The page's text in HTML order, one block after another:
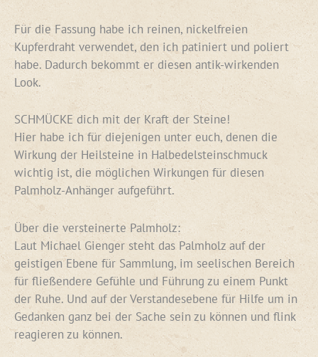
Für die Fassung habe ich reinen, nickelfreien
Kupferdraht verwendet, den ich patiniert und poliert
habe. Dadurch bekommt er diesen antik-wirkenden
Look.
SCHMÜCKE dich mit der Kraft der Steine!
Hier habe ich für diejenigen unter euch, denen die
Wirkung der Heilsteine in Halbedelsteinschmuck
wichtig ist, die möglichen Wirkungen für diesen
Palmholz-Anhänger aufgeführt.
Über die versteinerte Palmholz:
Laut Michael Gienger steht das Palmholz auf der
geistigen Ebene für Sammlung, im seelischen Bereich
für fließendere Gefühle und Führung zu einem Punkt
der Ruhe. Und auf der Verstandesebene für Hilfe um in
Gedanken ganz bei der Sache sein zu können und flink
reagieren zu können.